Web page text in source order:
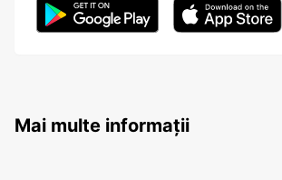
Mai multe informații